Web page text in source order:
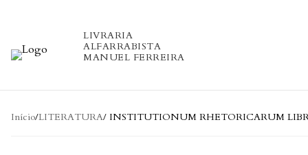
LIVRARIA
ALFARRABISTA
MANUEL FERREIRA
Início/LITERATURA/ INSTITUTIONUM RHETORICARUM